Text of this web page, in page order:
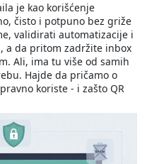
je kao korišćenje
čisto i potpuno bez griže
validirati automatizacije i
a da pritom zadržite inbox
Ali, ima tu više od samih
Hajde da pričamo o
koriste - i zašto QR